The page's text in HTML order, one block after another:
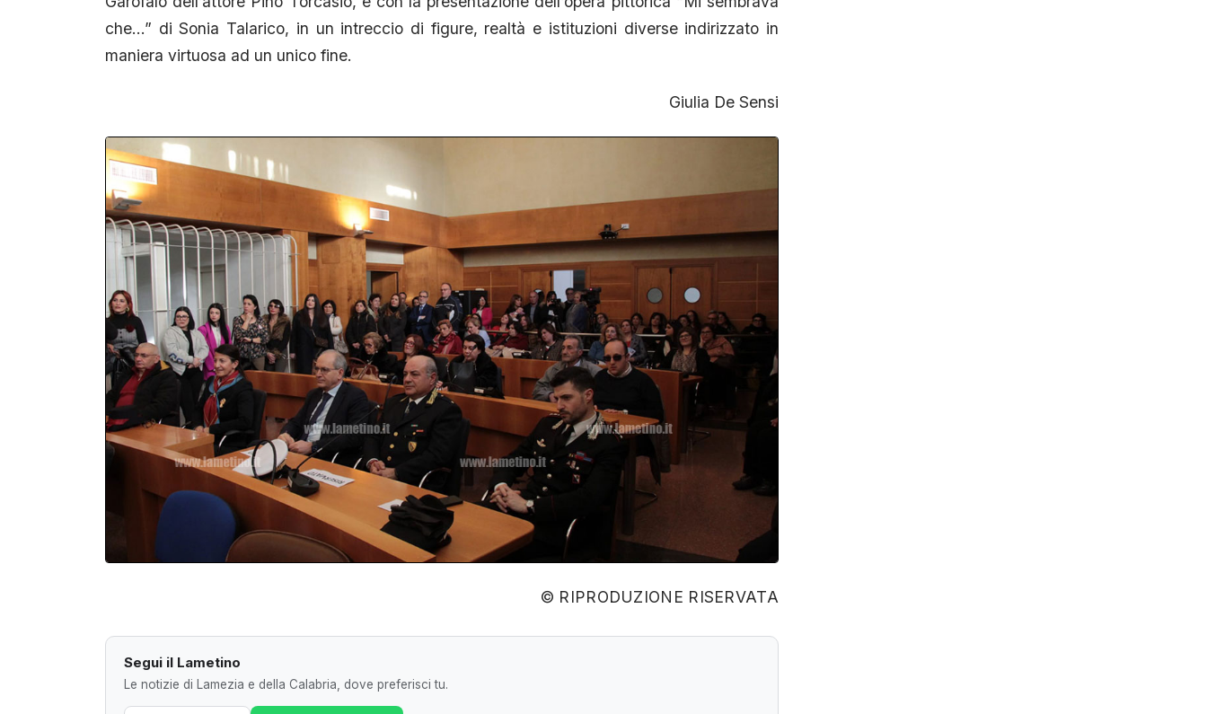
che…” di Sonia Talarico, in un intreccio di figure, realtà e istituzioni diverse indirizzato in
maniera virtuosa ad un unico fine.
Giulia De Sensi
© RIPRODUZIONE RISERVATA
Segui il Lametino
Le notizie di Lamezia e della Calabria, dove preferisci tu.